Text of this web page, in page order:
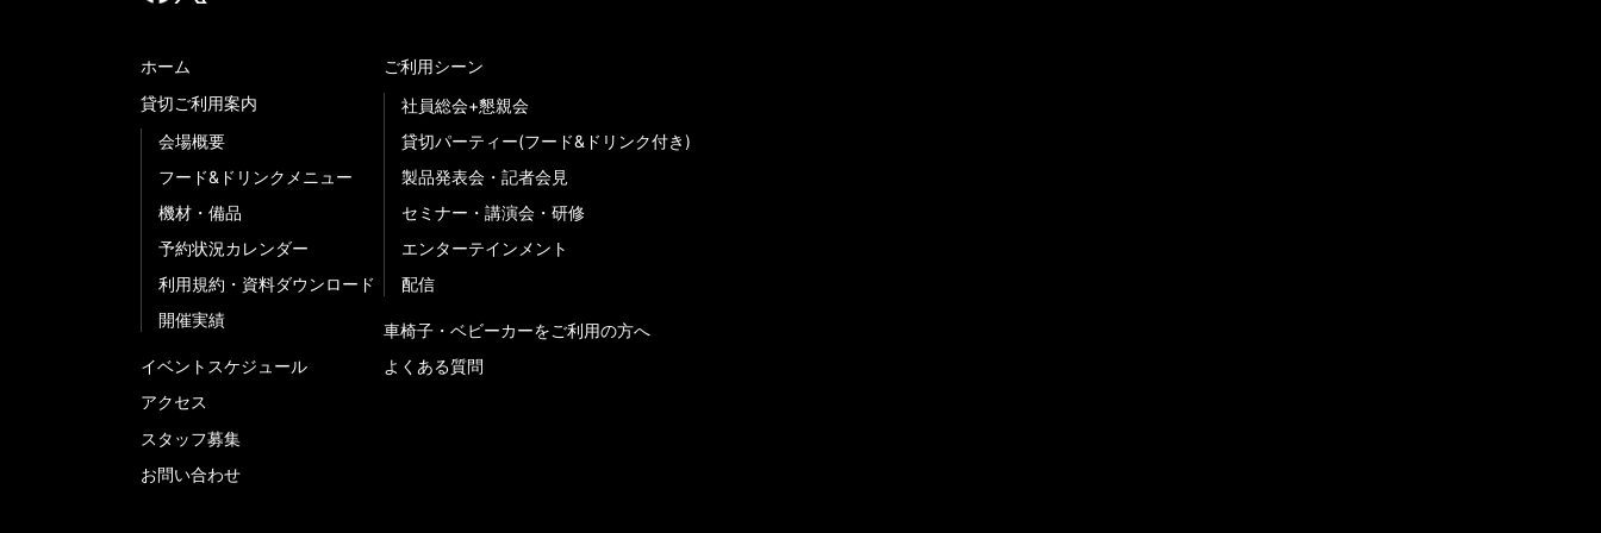
ホーム
貸切ご利用案内
会場概要
フード&ドリンクメニュー
機材・備品
予約状況カレンダー
利用規約・資料ダウンロード
開催実績
イベントスケジュール
アクセス
スタッフ募集
お問い合わせ
ご利用シーン
社員総会+懇親会
貸切パーティー(フード&ドリンク付き)
製品発表会・記者会見
セミナー・講演会・研修
エンターテインメント
配信
車椅子・ベビーカーをご利用の方へ
よくある質問